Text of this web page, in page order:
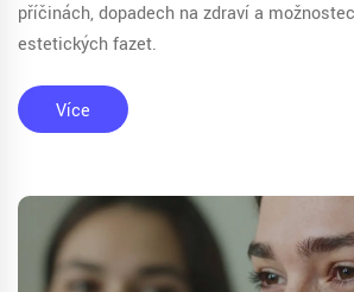
příčinách, dopadech na zdraví a
estetických fazet.
Více